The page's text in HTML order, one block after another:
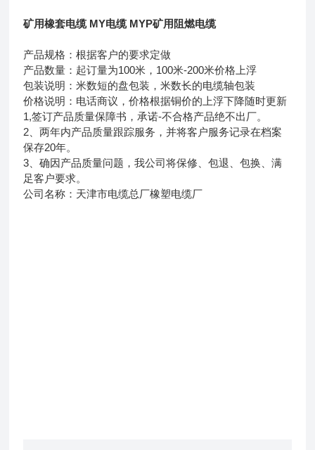
矿用橡套电缆 MY电缆 MYP矿用阻燃电缆
产品规格：根据客户的要求定做
产品数量：起订量为100米，100米-200米价格上浮
包装说明：米数短的盘包装，米数长的电缆轴包装
价格说明：电话商议，价格根据铜价的上浮下降随时更新
1,签订产品质量保障书，承诺-不合格产品绝不出厂。
2、两年内产品质量跟踪服务，并将客户服务记录在档案
保存20年。
3、确因产品质量问题，我公司将保修、包退、包换、满
足客户要求。
公司名称：天津市电缆总厂橡塑电缆厂